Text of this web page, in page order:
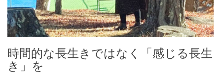
時間的な長生きではなく「感じる長生
き」を